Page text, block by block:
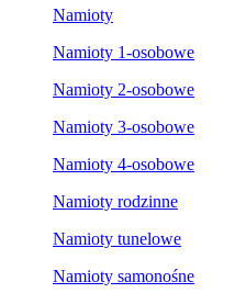
Namioty
Namioty 1-osobowe
Namioty 2-osobowe
Namioty 3-osobowe
Namioty 4-osobowe
Namioty rodzinne
Namioty tunelowe
Namioty samonośne